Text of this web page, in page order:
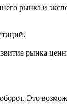
рынка и
рынка
Это